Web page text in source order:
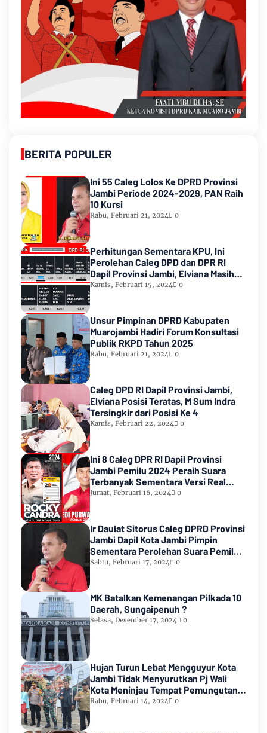
BERITA POPULER
Ini 55 Caleg Lolos Ke DPRD Provinsi
Jambi Periode 2024-2029, PAN Raih
10 Kursi
Rabu, Februari 21, 2024 0
Perhitungan Sementara KPU, Ini
Perolehan Caleg DPD dan DPR RI
Dapil Provinsi Jambi, Elviana Masih
Urutan Kedua Teratas
Kamis, Februari 15, 2024 0
Unsur Pimpinan DPRD Kabupaten
Muarojambi Hadiri Forum Konsultasi
Publik RKPD Tahun 2025
Rabu, Februari 21, 2024 0
Caleg DPD RI Dapil Provinsi Jambi,
Elviana Posisi Teratas, M Sum Indra
Tersingkir dari Posisi Ke 4
Kamis, Februari 22, 2024 0
Ini 8 Caleg DPR RI Dapil Provinsi
Jambi Pemilu 2024 Peraih Suara
Terbanyak Sementara Versi Real
Count KPU RI
Jumat, Februari 16, 2024 0
Ir Daulat Sitorus Caleg DPRD Provinsi
Jambi Dapil Kota Jambi Pimpin
Sementara Perolehan Suara Pemilu
2024
Sabtu, Februari 17, 2024 0
MK Batalkan Kemenangan Pilkada 10
Daerah, Sungaipenuh ?
Selasa, Desember 17, 2024 0
Hujan Turun Lebat Mengguyur Kota
Jambi Tidak Menyurutkan Pj Wali
Kota Meninjau Tempat Pemungutan
Suara Pemilu 2024
Rabu, Februari 14, 2024 0